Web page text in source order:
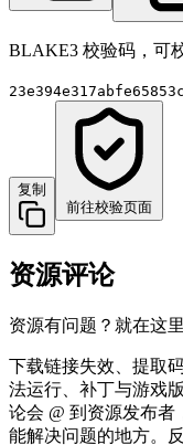
BLAKE3 校验码，可
复制
前往校验页面
资源评论
资源有问题？就在这
下载链接失效、提取
法运行、补丁与游戏
论会 @ 到资源发布
能解决问题的地方。